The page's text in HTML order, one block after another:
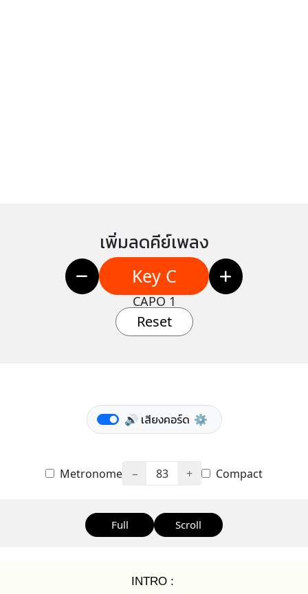
เพิ่มลดคีย์เพลง
Key C
CAPO 1
Reset
🔊 เสียงคอร์ด ⚙️
Metronome − 83 + Compact
Full Scroll
INTRO :